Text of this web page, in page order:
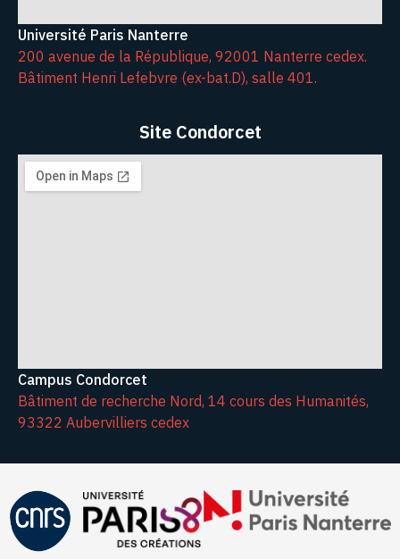
Université Paris Nanterre
200 avenue de la République, 92001 Nanterre cedex.
Bâtiment Henri Lefebvre (ex-bat.D), salle 401.
Site Condorcet
Campus Condorcet
Bâtiment de recherche Nord, 14 cours des Humanités,
93322 Aubervilliers cedex